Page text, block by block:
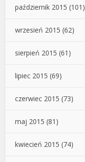
październik 2015 (101)
wrzesień 2015 (62)
sierpień 2015 (61)
lipiec 2015 (69)
czerwiec 2015 (73)
maj 2015 (81)
kwiecień 2015 (74)